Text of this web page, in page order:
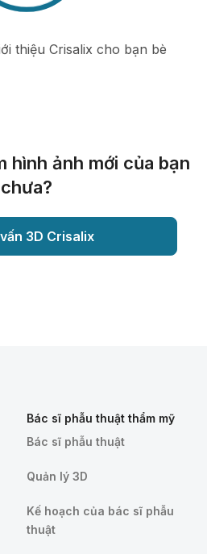
thiệu Crisalix cho bạn bè
hình ảnh mới của bạn
chưa?
3D Crisalix
Bác sĩ phẫu thuật thẩm mỹ
Bác sĩ phẫu thuật
Quản lý 3D
Kế hoạch của bác sĩ phẫu
thuật